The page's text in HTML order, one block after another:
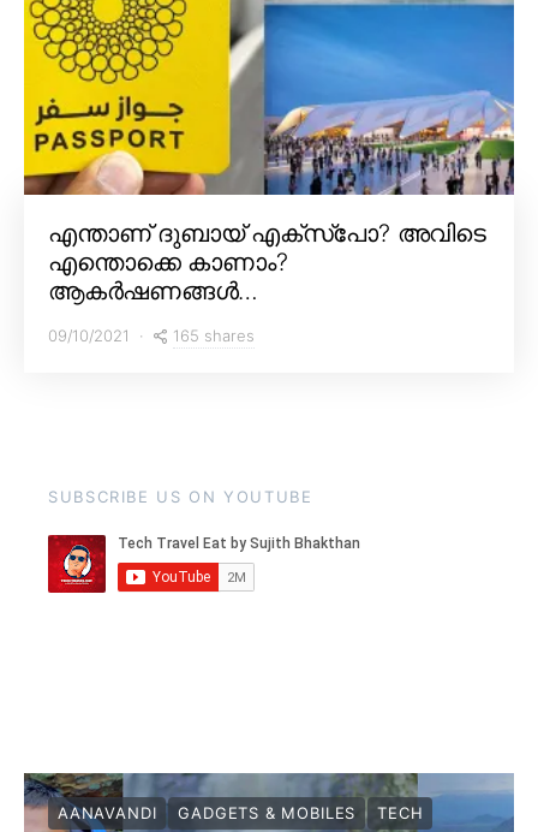
എന്താണ് ദുബായ് എക്സ്പോ? അവിടെ
എന്തൊക്കെ കാണാം?
ആകർഷണങ്ങൾ…
09/10/2021 165 shares
SUBSCRIBE US ON YOUTUBE
AANAVANDI GADGETS & MOBILES TECH